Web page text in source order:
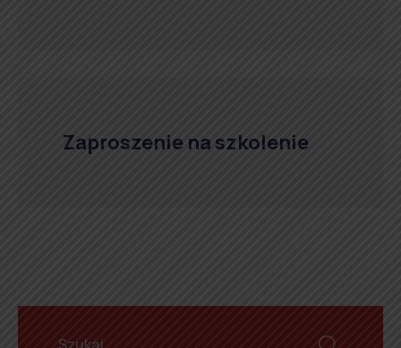
Zaproszenie na szkolenie